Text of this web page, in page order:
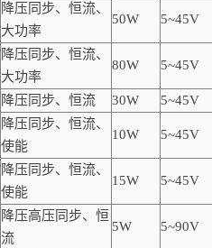
降压同步、恒流、
大功率
50W 5~45V
降压同步、恒流、
大功率
80W 5~45V
降压同步、恒流 30W 5~45V
降压同步、恒流、
使能
10W 5~45V
降压同步、恒流、
使能
15W 5~45V
降压高压同步、恒
流
5W 5~90V